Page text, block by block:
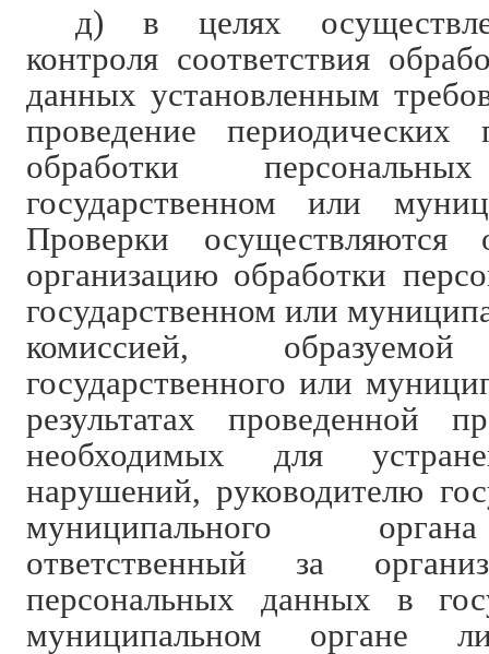
д) в целях
контроля соответствия
данных установленным
проведение периодических
обработки
государственном или
Проверки осуществляются
организацию обработки
государственном или
комиссией, образуемой
государственного или
результатах проведенной
необходимых для
нарушений, руководителю
муниципального
ответственный за
персональных данных в
муниципальном органе